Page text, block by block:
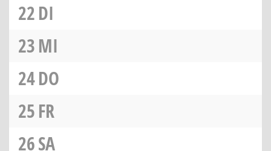
22DI
23MI
24DO
25FR
26SA